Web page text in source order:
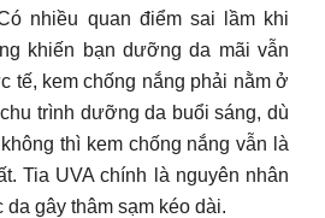
nhiều quan điểm sai lầm khi
khiến bạn dưỡng da mãi vẫn
tế, kem chống nắng phải nằm ở
trình dưỡng da buổi sáng, dù
thì kem chống nắng vẫn là
Tia UVA chính là nguyên nhân
da gây thâm sạm kéo dài.